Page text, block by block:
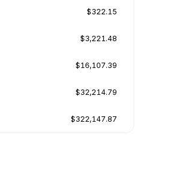
$322.15
$3,221.48
$16,107.39
$32,214.79
$322,147.87